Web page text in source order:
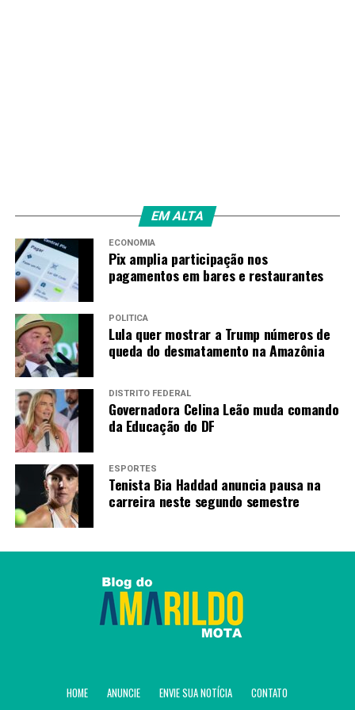
TAGS
PRÓXIMO
Em horário adaptado, Brasil faz primeiro treino para
encarar Japão
RECENTES
Calor intenso é desafio dentro e fora de campo na Copa
do Mundo
Amarildo Mota
EM ALTA
ECONOMIA
Pix amplia participação nos
pagamentos em bares e restaurantes
POLÍTICA
Lula quer mostrar a Trump números de
queda do desmatamento na Amazônia
DISTRITO FEDERAL
Governadora Celina Leão muda comando
da Educação do DF
ESPORTES
Tenista Bia Haddad anuncia pausa na
carreira neste segundo semestre
HOME ANUNCIE ENVIE SUA NOTÍCIA CONTATO